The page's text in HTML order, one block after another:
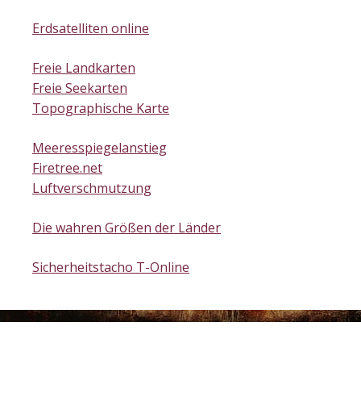
Erdsatelliten online
Freie Landkarten
Freie Seekarten
Topographische Karte
Meeresspiegelanstieg
Firetree.net
Luftverschmutzung
Die wahren Größen der Länder
Sicherheitstacho T-Online